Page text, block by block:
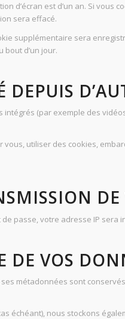
d’écran est d’un an. Si
sera effacé.
supplémentaire sera
d’un jour.
(par exemple des
utiliser des cookies,
DE
passe, votre adresse IP sera
DE VOS
métadonnées sont
échéant), nous stockons